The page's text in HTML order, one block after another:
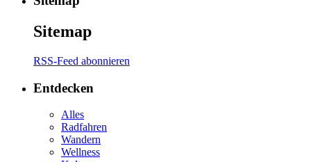
Sitemap
RSS-Feed abonnieren
Entdecken
Alles
Radfahren
Wandern
Wellness